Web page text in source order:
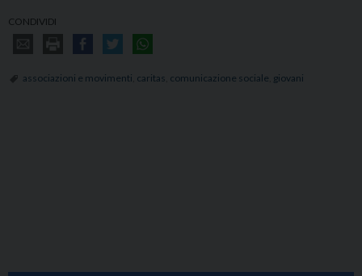
CONDIVIDI
associazioni e movimenti caritas comunicazione sociale giovani